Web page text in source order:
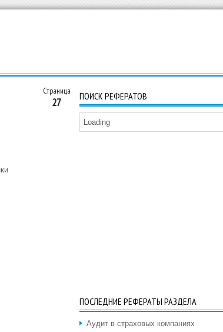
Страница
27 ПОИСК РЕФЕРАТОВ
Loading
ПОСЛЕДНИЕ РЕФЕРАТЫ РАЗДЕЛА
Аудит в страховых компаниях